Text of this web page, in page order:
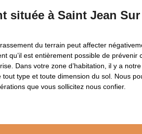
située à Saint Jean Sur
du terrain peut affecter
qu’il est entièrement possible de prévenir
Dans votre zone d’habitation, il y a notre
type et toute dimension du sol. Nous
que vous sollicitez nous confier.